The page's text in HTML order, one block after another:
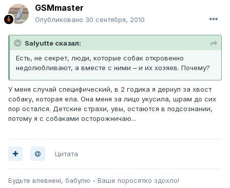
GSMmaster
Опубликовано 30 сентября, 2010
Salyutte сказал:
Есть, не секрет, люди, которые собак откровенно
недолюбливают, а вместе с ними – и их хозяев. Почему?
У меня случай специфический, в 2 годика я дернул за хвост
собаку, которая ела. Она меня за лицо укусила, шрам до сих
пор остался. Детские страхи, увы, остаются в подсознании,
потому я с собаками осторожничаю...
Цитата
Будьте впевненi, бабулю - Ваше поросятко здохло!